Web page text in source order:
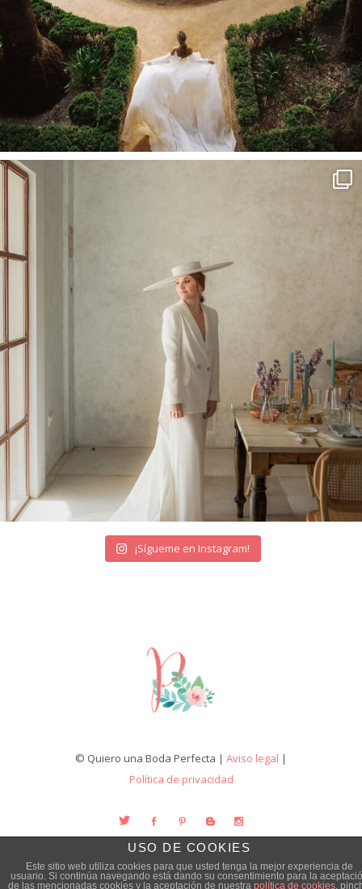
¡Sígueme en Instagram!
© Quiero una Boda Perfecta | Aviso legal |
Política de privacidad
USO DE COOKIES
Este sitio web utiliza cookies para que usted tenga la mejor experiencia de
usuario. Si continúa navegando está dando su consentimiento para la
de las mencionadas cookies y la aceptación de nuestra política de cookies,